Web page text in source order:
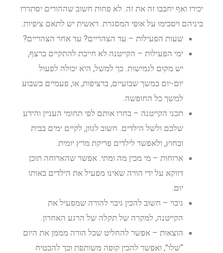
יכירו ואף יחבבו זה את זה. לא פחות חשוב שההורים יסתדרו
ביניהם ויסכימו על אופי המסגרת. ראשית יש לתאם ציפיות:
שעות הפעילות – עד הצהריים? עד אחר הצהריים?
ימי הפעילות – הקייטנה לא חייבת להתקיים ברצף,
יש מקום לגמישות. כך למשל, היא יכולה לפעול
יום-יום במשך שבועיים, ברציפות, או, פעמיים בשבוע
למשך כל החופשה.
תכני הקייטנה – בחרו אותם לפי תחומי העניין והידע
שלכם ולשל הילדים. חשוב לגוון, לקיים ימים בבית
ובחוץ, ולאפשר לילדים פריקת מרץ יומית.
ארוחות – מי מכין מה ומתי. אפשר שהארוחה תוכן
דווקא על ידי הורה שאינו מפעיל את הילדים באותו
יום.
גיבוי – חשוב להכין גיבוי להורה שמפעיל את
הקייטנה, למקרה של תקלה של הרגע האחרון.
הוצאות – אפשר להחליט שכל הורה מממן את היום
“שלו”, ואפשר להכין קופה משותפת וכך להבטיח